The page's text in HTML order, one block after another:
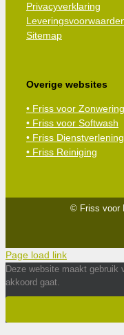
Privacyverklaring
Sitemap
Overige websites
• Friss voor Zonwering
• Friss voor Softwash
• Friss Dienstverlening
• Friss Reiniging
© Friss voor
Page load link
Deze website maakt
akkoord gaat.